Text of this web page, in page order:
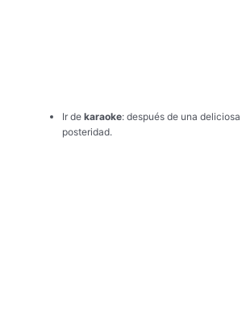
Ir de karaoke: después de una
posteridad.